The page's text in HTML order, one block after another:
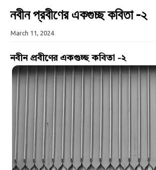
নবীন প্রবীণের একগুচ্ছ কবিতা -২
March 11, 2024
নবীন প্রবীণের একগুচ্ছ কবিতা -২